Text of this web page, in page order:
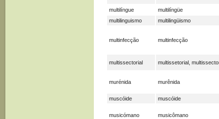
multilíngue
multilíngüe
multilinguismo
multilingüismo
multinfecção multinfecção
multissectorial multissetorial,
murénida murênida
muscóide muscóide
musicómano musicômano